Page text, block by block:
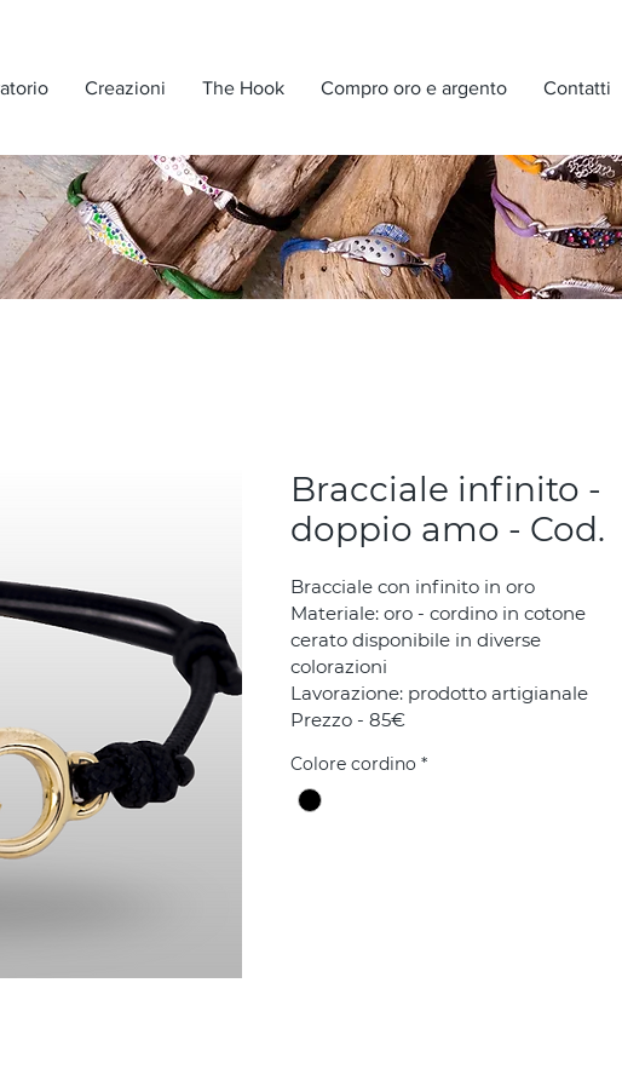
Creazioni The Hook Compro oro e argento Contatti
Bracciale infinito -
doppio amo - Cod.
Bracciale con infinito in oro
Materiale: oro - cordino in cotone
cerato disponibile in diverse
colorazioni
Lavorazione: prodotto artigianale
Prezzo - 85€
Colore cordino *